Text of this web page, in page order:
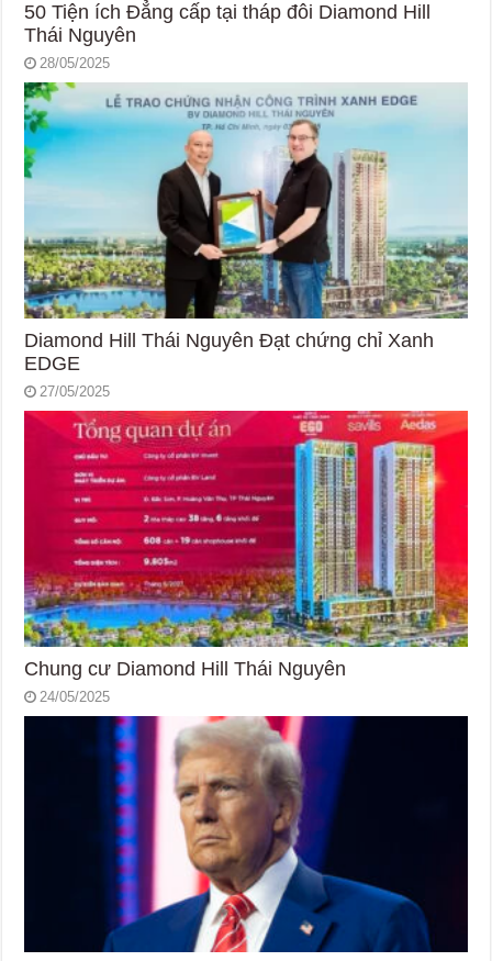
50 Tiện ích Đẳng cấp tại tháp đôi Diamond Hill
Thái Nguyên
28/05/2025
Diamond Hill Thái Nguyên Đạt chứng chỉ Xanh
EDGE
27/05/2025
Chung cư Diamond Hill Thái Nguyên
24/05/2025